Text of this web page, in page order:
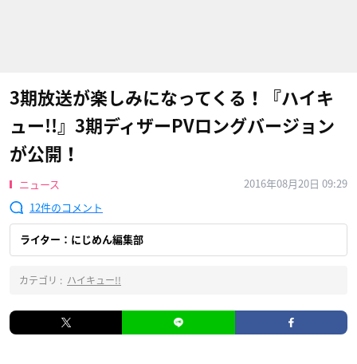
3期放送が楽しみになってくる！『ハイキ
ュー!!』3期ディザーPVロングバージョン
が公開！
ニュース
2016年08月20日 09:29
12
ライター：にじめん編集部
カテゴリ : ハイキュー!!